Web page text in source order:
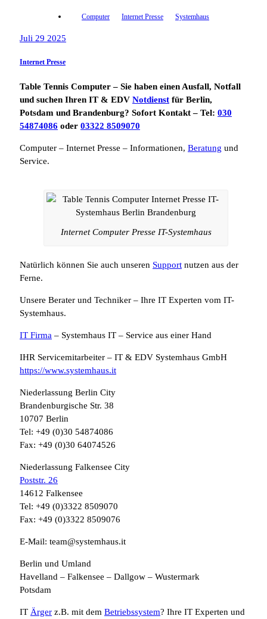
Computer Internet Presse Systemhaus
Juli 29 2025
Internet Presse
Table Tennis Computer – Sie haben einen Ausfall, Notfall
und suchen Ihren IT & EDV Notdienst für Berlin,
Potsdam und Brandenburg? Sofort Kontakt – Tel: 030
54874086 oder 03322 8509070
Computer – Internet Presse – Informationen, Beratung und
Service.
Internet Computer Presse IT-Systemhaus
Natürlich können Sie auch unseren Support nutzen aus der
Ferne.
Unsere Berater und Techniker – Ihre IT Experten vom IT-
Systemhaus.
IT Firma – Systemhaus IT – Service aus einer Hand
IHR Servicemitarbeiter – IT & EDV Systemhaus GmbH
https://www.systemhaus.it
Niederlassung Berlin City
Brandenburgische Str. 38
10707 Berlin
Tel: +49 (0)30 54874086
Fax: +49 (0)30 64074526
Niederlassung Falkensee City
Poststr. 26
14612 Falkensee
Tel: +49 (0)3322 8509070
Fax: +49 (0)3322 8509076
E-Mail: team@systemhaus.it
Berlin und Umland
Havelland – Falkensee – Dallgow – Wustermark
Potsdam
IT Ärger z.B. mit dem Betriebssystem? Ihre IT Experten und